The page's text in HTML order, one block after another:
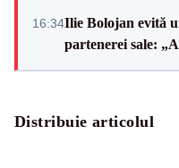
16:34Ilie Bolojan evită
partenerei sale:
Distribuie articolul